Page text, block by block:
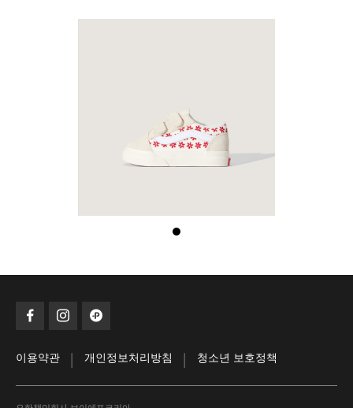
이용약관 | 개인정보처리방침 | 청소년 보호정책